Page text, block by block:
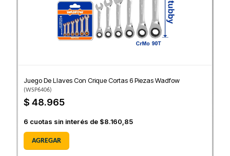
Juego De Llaves Con Crique Cortas 6 Piezas Wadfow
(WSP6406)
$ 48.965
6 cuotas sin interés de $8.160,85
AGREGAR